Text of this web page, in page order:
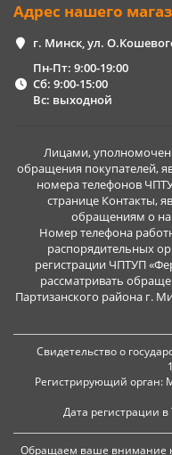
Адрес нашего
г. Минск, ул.
Пн-Пт: 9:00-19:00
Сб: 9:00-15:00
Вс: выходной
Лицами,
обращения покупателей,
номера телефонов
странице Контакты,
обращениям о
Номер телефона
распорядительных
регистрации ЧПТУП
рассматривать
Партизанского района г.
Свидетельство о
Регистрирующий орган:
Дата регистрации в
Обращаем ваше внимание